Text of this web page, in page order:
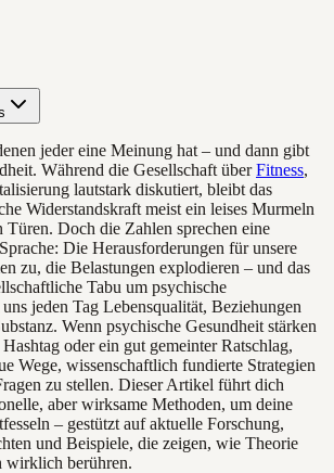
jeder eine Meinung hat – und dann gibt
Während die Gesellschaft überFitness,
lautstark diskutiert, bleibt das
Widerstandskraft meist ein leises Murmeln
Türen. Doch die Zahlen sprechen eine
Die Herausforderungen für unsere
zu, die Belastungen explodieren – und das
Tabu um psychische
jeden Tag Lebensqualität, Beziehungen
Wenn psychische Gesundheit stärken
oder ein gut gemeinter Ratschlag,
Wege, wissenschaftlich fundierte Strategien
zu stellen. Dieser Artikel führt dich
aber wirksame Methoden, um deine
– gestützt auf aktuelle Forschung,
und Beispiele, die zeigen, wie Theorie
wirklich berühren.